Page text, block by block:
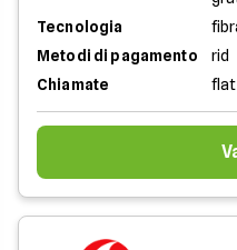
Tecnologia
Metodi di pagamento
rid
Chiamate
flat